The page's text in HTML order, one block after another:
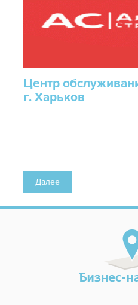
Центр
г. Харьков
Далее